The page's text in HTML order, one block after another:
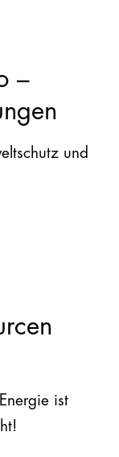
–
und
ist